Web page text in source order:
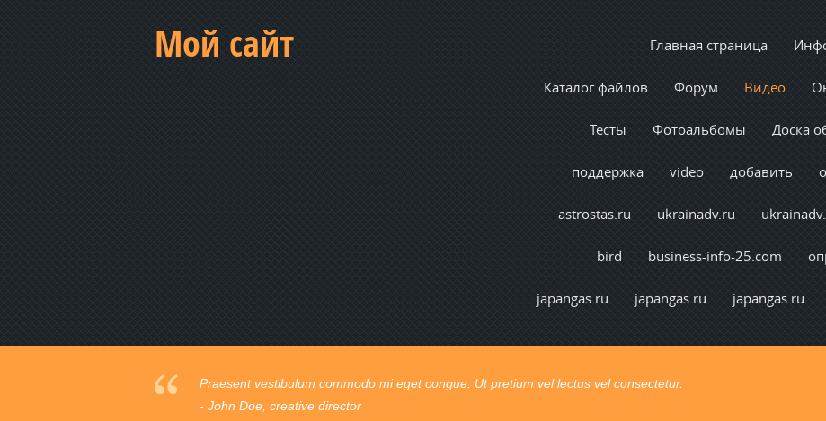
Мой сайт Главная страница
Каталог файлов Форум Видео
Тесты Фотоальбомы Доска
поддержка video добавить
astrostas.ru ukrainadv.ru
bird business-info-25.com
japangas.ru japangas.ru japangas.ru
Praesent vestibulum commodo mi eget congue. Ut pretium vel lectus vel consectetur.
- John Doe, creative director